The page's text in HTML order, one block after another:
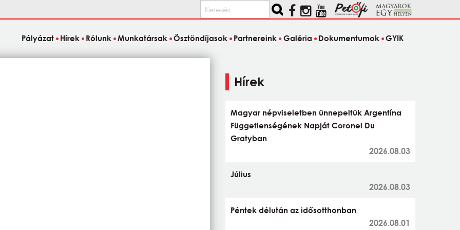
Keresés
Pályázat Hírek Rólunk Munkatársak Ösztöndíjasok Partnereink Galéria Dokumentumok GYIK
Hírek
Magyar népviseletben ünnepeltük Argentína
Függetlenségének Napját Coronel Du
Gratyban
2026.08.03
Július
2026.08.03
Péntek délután az idősotthonban
2026.08.01